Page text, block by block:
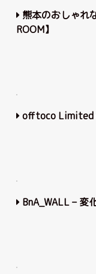
熊本のおしゃれ
ROOM】
offtoco Limited
BnA_WALL – 変